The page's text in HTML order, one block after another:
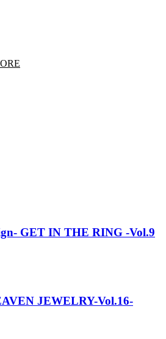
GET IN THE RING -Vol.9
JEWELRY-Vol.16-